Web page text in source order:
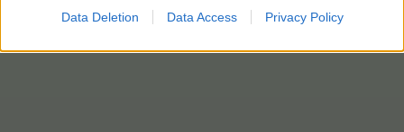
Data Deletion Data Access Privacy Policy